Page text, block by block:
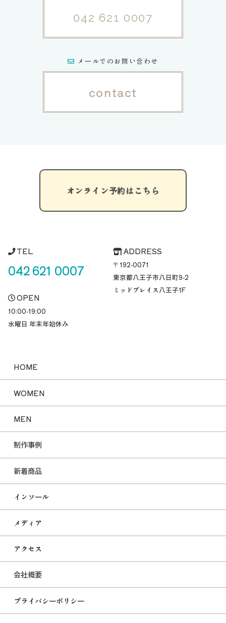
042 621 0007
メールでのお問い合わせ
contact
オンライン予約はこちら
TEL
042 621 0007
OPEN
10:00-19:00
水曜日 年末年始休み
ADDRESS
〒192-0071
東京都八王子市八日町9-2
ミッドプレイス八王子1F
HOME
WOMEN
MEN
制作事例
新着商品
インソール
メディア
アクセス
会社概要
プライバシーポリシー